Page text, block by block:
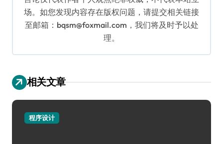
场。如您发现内容存在版权问题，请提交相关链接
至邮箱：bqsm@foxmail.com，我们将及时予以处
理。
相关文章
程序设计